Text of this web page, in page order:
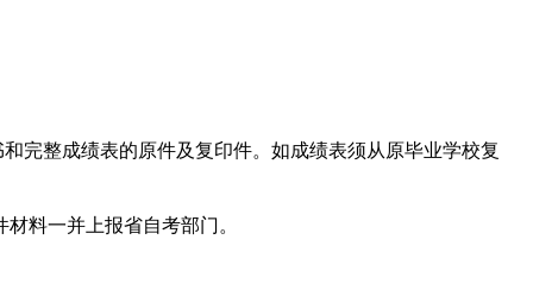
完整成绩表的原件及复印件。如成绩表须从原毕业学校复
料一并上报省自考部门。